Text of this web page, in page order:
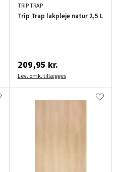
TRIP TRAP
Trip Trap lakpleje natur 2,5 L
209,95 kr.
Lev. omk. tillægges